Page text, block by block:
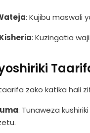
: Kujibu maswali
: Kuzingatia
zako katika hali
: Tunaweza